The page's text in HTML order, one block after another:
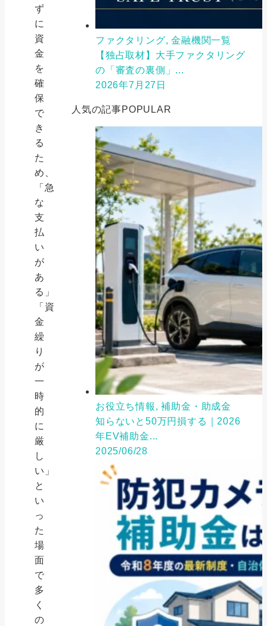
ず
に
資
金
を
確
保
で
き
る
た
め、
「急
な
支
払
い
が
あ
る」
「資
金
繰
り
が
一
時
的
に
厳
し
い」
と
い
っ
た
場
面
で
多
く
の
ファクタリング, 金融機関一覧
【独占取材】大手ファクタリング
の「審査の裏側」...
2026年7月27日
人気の記事POPULAR
お役立ち情報, 補助金・助成金
知らないと50万円損する｜2026
年EV補助金...
2025/06/28